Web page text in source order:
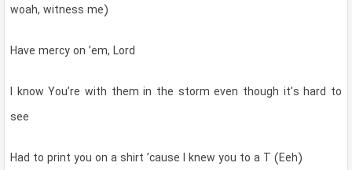
woah, witness me)
Have mercy on ’em, Lord
I know You’re with them in the storm even though it’s hard to
see
Had to print you on a shirt ’cause I knew you to a T (Eeh)